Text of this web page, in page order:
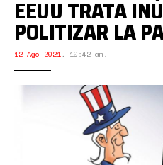
EEUU TRATA
POLITIZAR LA
12 Ago 2021, 10:42 am.